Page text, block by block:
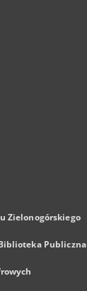
Zielonogórskiego
Publiczna